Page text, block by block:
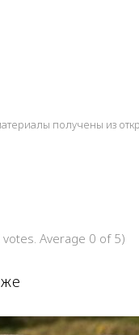
получены из
votes . Average 0 of 5)